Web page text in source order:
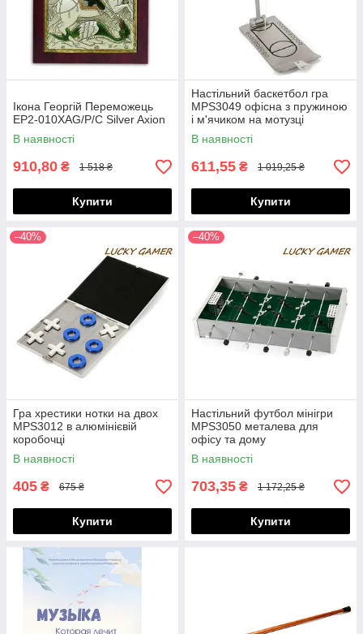
Ікона Георгій Переможець
EP2-010XAG/P/C Silver Axion
В наявності
910,80 ₴ 1 518 ₴
Купити
Настільний баскетбол гра
MPS3049 офісна з пружиною
і м'ячиком на мотузці
В наявності
611,55 ₴ 1 019,25 ₴
Купити
–40%
Гра хрестики нотки на двох
MPS3012 в алюмінієвій
коробочці
В наявності
405 ₴ 675 ₴
Купити
–40%
Настільний футбол мінігри
MPS3050 металева для
офісу та дому
В наявності
703,35 ₴ 1 172,25 ₴
Купити